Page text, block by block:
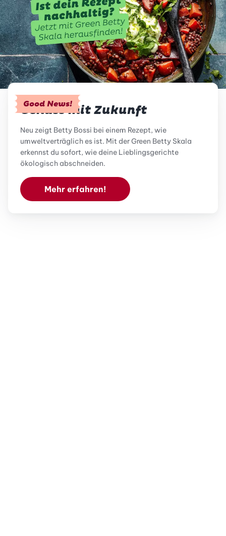
Good News!
Genuss mit Zukunft
Neu zeigt Betty Bossi bei einem Rezept, wie
umweltverträglich es ist. Mit der Green Betty Skala
erkennst du sofort, wie deine Lieblingsgerichte
ökologisch abschneiden.
Mehr erfahren!